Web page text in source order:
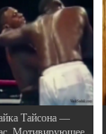
Тайсона —